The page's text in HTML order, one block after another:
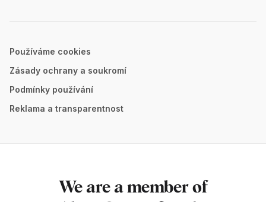
Používáme cookies
Zásady ochrany a soukromí
Podmínky používání
Reklama a transparentnost
We are a member of